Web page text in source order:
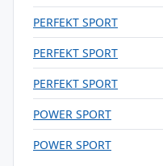
PERFEKT SPORT
PERFEKT SPORT
PERFEKT SPORT
POWER SPORT
POWER SPORT